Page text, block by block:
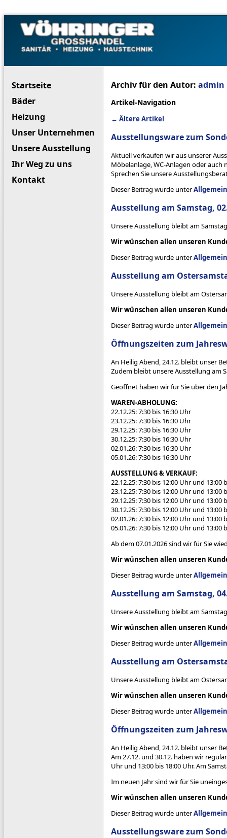
Sanitär
Vöhringer
Grosshandel –
Sanitär –
Heizung –
Startseite
Bäder
Heizung
Unser Unternehmen
Unsere Ausstellung
Ihr Weg zu uns
Kontakt
Archiv für den Autor: admin
Artikel-Navigation
← Ältere Artikel
Ausstellungsware zum
Aktuell verkaufen wir aus unserer
Möbelanlage, WC-Anlagen oder
Sprechen Sie unsere
Dieser Beitrag wurde unterAllgemein
Ausstellung am Samstag,
Unsere Ausstellung bleibt am
Wir wünschen allen unseren
Dieser Beitrag wurde unterAllgemein
Ausstellung am
Unsere Ausstellung bleibt am
Wir wünschen allen unseren
Dieser Beitrag wurde unterAllgemein
Öffnungszeiten zum
An Heilig Abend, 24.12. bleibt unser
Zudem bleibt unsere Ausstellung am
Geöffnet haben wir für Sie über den
WAREN-ABHOLUNG:
22.12.25: 7:30 bis 16:30 Uhr
23.12.25: 7:30 bis 16:30 Uhr
29.12.25: 7:30 bis 16:30 Uhr
30.12.25: 7:30 bis 16:30 Uhr
02.01.26: 7:30 bis 16:30 Uhr
05.01.26: 7:30 bis 16:30 Uhr
AUSSTELLUNG & VERKAUF:
22.12.25: 7:30 bis 12:00 Uhr und 13:00
23.12.25: 7:30 bis 12:00 Uhr und 13:00
29.12.25: 7:30 bis 12:00 Uhr und 13:00
30.12.25: 7:30 bis 12:00 Uhr und 13:00
02.01.26: 7:30 bis 12:00 Uhr und 13:00
05.01.26: 7:30 bis 12:00 Uhr und 13:00
Ab dem 07.01.2026 sind wir für Sie
Wir wünschen allen unseren
Dieser Beitrag wurde unterAllgemein
Ausstellung am Samstag,
Unsere Ausstellung bleibt am
Wir wünschen allen unseren
Dieser Beitrag wurde unterAllgemein
Ausstellung am
Unsere Ausstellung bleibt am
Wir wünschen allen unseren
Dieser Beitrag wurde unterAllgemein
Öffnungszeiten zum
An Heilig Abend, 24.12. bleibt unser
Am 27.12. und 30.12. haben wir
Uhr und 13:00 bis 18:00 Uhr. Am
Im neuen Jahr sind wir für Sie
Wir wünschen allen unseren
Dieser Beitrag wurde unterAllgemein
Ausstellungsware zum